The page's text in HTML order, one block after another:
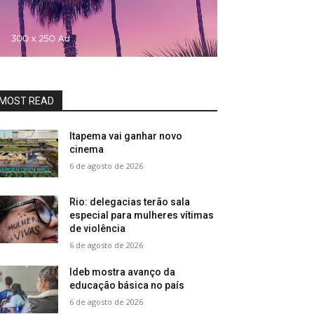
READ
Itapema vai ganhar novo
cinema
6 de agosto de 2026
Rio: delegacias terão sala
especial para mulheres vítimas
de violência
6 de agosto de 2026
Ideb mostra avanço da
educação básica no país
6 de agosto de 2026